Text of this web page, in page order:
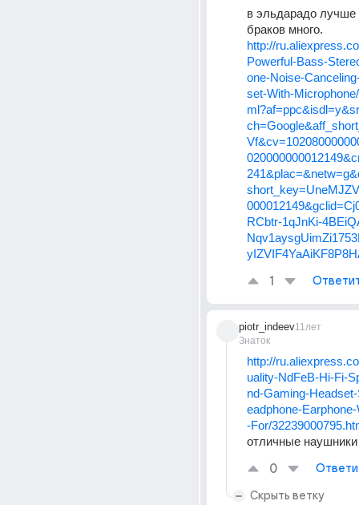
в эльдарадо лучше
браков много.
http://
Powerful-Bass-
one-Noise-
set-With-
RCbtr-1qJnKi-
1
piotr_indeev
Знаток
11лет
http://
uality-NdFeB-Hi-Fi-
nd-Gaming-
eadphone-
-For/
отличные наушники
0
Скрыть ветку